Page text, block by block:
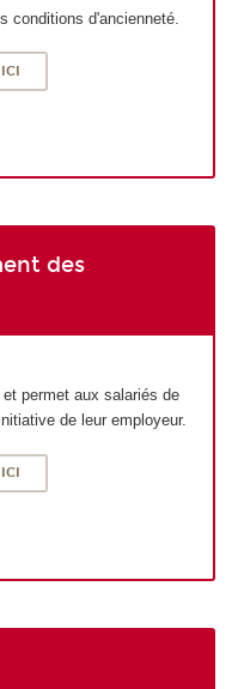
conditions d'ancienneté.
des
permet aux salariés de
de leur employeur.